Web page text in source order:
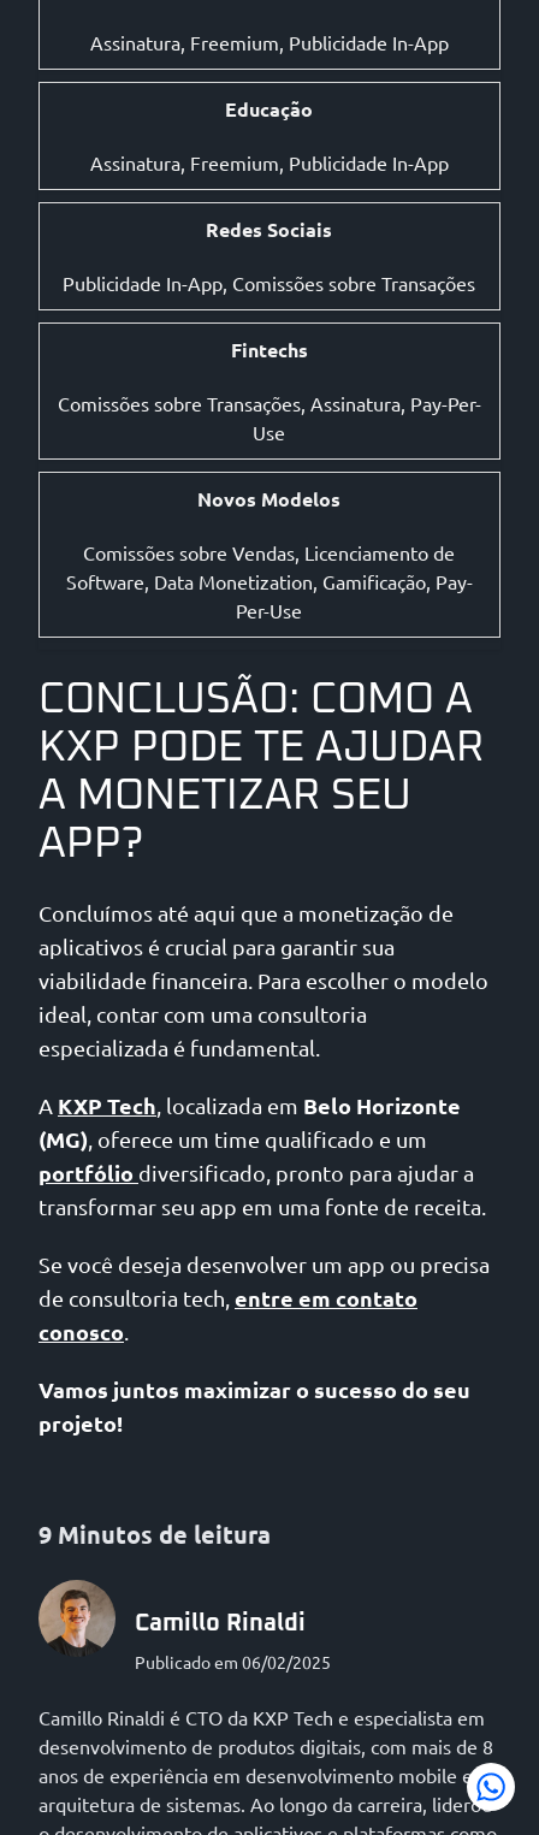
Assinatura, Freemium, Publicidade In-App
Educação
Assinatura, Freemium, Publicidade In-App
Redes Sociais
Publicidade In-App, Comissões sobre Transações
Fintechs
Comissões sobre Transações, Assinatura, Pay-Per-
Use
Novos Modelos
Comissões sobre Vendas, Licenciamento de
Software, Data Monetization, Gamificação, Pay-
Per-Use
CONCLUSÃO: COMO A
KXP PODE TE AJUDAR
A MONETIZAR SEU
APP?
Concluímos até aqui que a monetização de
aplicativos é crucial para garantir sua
viabilidade financeira. Para escolher o modelo
ideal, contar com uma consultoria
especializada é fundamental.
A KXP Tech , localizada em Belo Horizonte
(MG) , oferece um time qualificado e um
portfólio diversificado, pronto para ajudar a
transformar seu app em uma fonte de receita.
Se você deseja desenvolver um app ou precisa
de consultoria tech, entre em contato
conosco
Vamos juntos maximizar o sucesso do seu
projeto!
9 Minutos de leitura
Camillo Rinaldi
Publicado em 06/02/2025
Camillo Rinaldi é CTO da KXP Tech e especialista em
desenvolvimento de produtos digitais, com mais de 8
anos de experiência em desenvolvimento mobile e
arquitetura de sistemas. Ao longo da carreira, liderou